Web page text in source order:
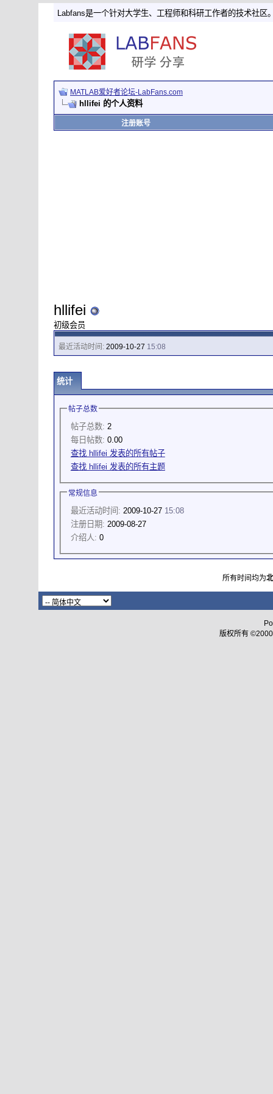
Labfans是一个针对大学生、工程师和科研工作者的技术社区
MATLAB爱好者论坛-LabFans.com
hllifei 的个人资料
注册账号
hllifei
初级会员
最近活动时间:2009-10-27 15:08
统计
帖子总数
帖子总数: 2
每日帖数: 0.00
查找 hllifei 发表的所有帖子
查找 hllifei 发表的所有主题
常规信息
最近活动时间: 2009-10-27 15:08
注册日期: 2009-08-27
介绍人: 0
所有时间均为
版权所有